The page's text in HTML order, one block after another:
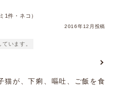
1件・ネコ）
2016年12月投稿
います。
猫が、下痢、嘔吐、ご飯を食